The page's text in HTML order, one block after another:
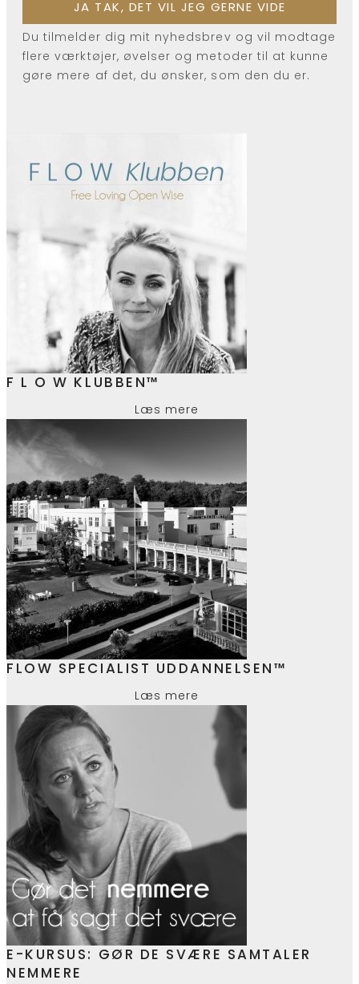
Du tilmelder dig mit nyhedsbrev og vil modtage
flere værktøjer, øvelser og metoder til at kunne
gøre mere af det, du ønsker, som den du er.
F L O W KLUBBEN™
Læs mere
FLOW SPECIALIST UDDANNELSEN™
Læs mere
E-KURSUS: GØR DE SVÆRE SAMTALER
NEMMERE